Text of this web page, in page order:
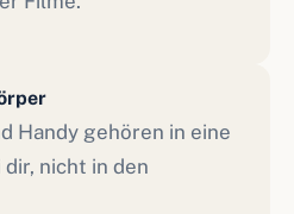
Handy gehören in eine
nicht in den